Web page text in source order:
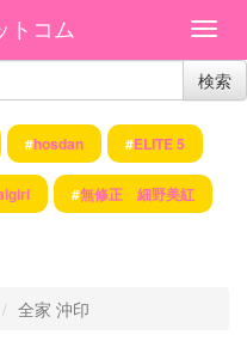
トコム
検索
#hosdan #ELITE 5
#無修正 細野美紅
全家 沖印